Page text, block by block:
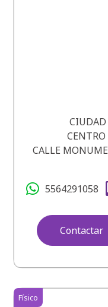
CENTRO
CALLE
5564291058
Contactar
Físico